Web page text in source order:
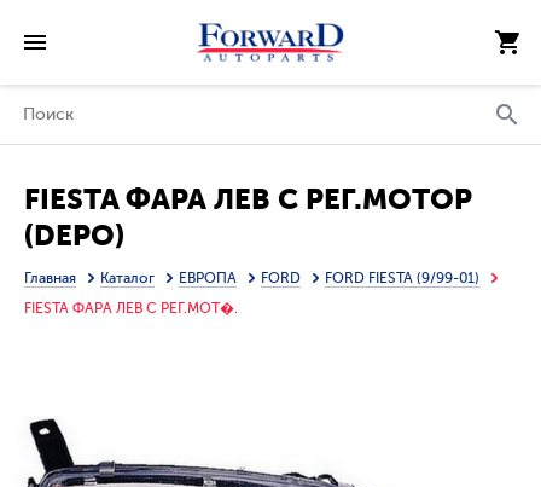
FIESTA ФАРА ЛЕВ С РЕГ.МОТОР
(DEPO)
Главная Каталог ЕВРОПА FORD
FORD FIESTA (9/99-01)
FIESTA ФАРА ЛЕВ С РЕГ.МОТ�.